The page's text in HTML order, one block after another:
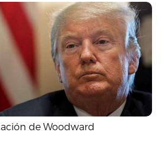
de Woodward